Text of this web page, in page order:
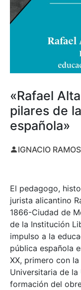
«Rafael
pilares de
española»
IGNACIO
El pedagogo,
jurista alicantino
1866-Ciudad de
de la Institución
impulso a la
pública española
XX, primero con
Universitaria de
formación del